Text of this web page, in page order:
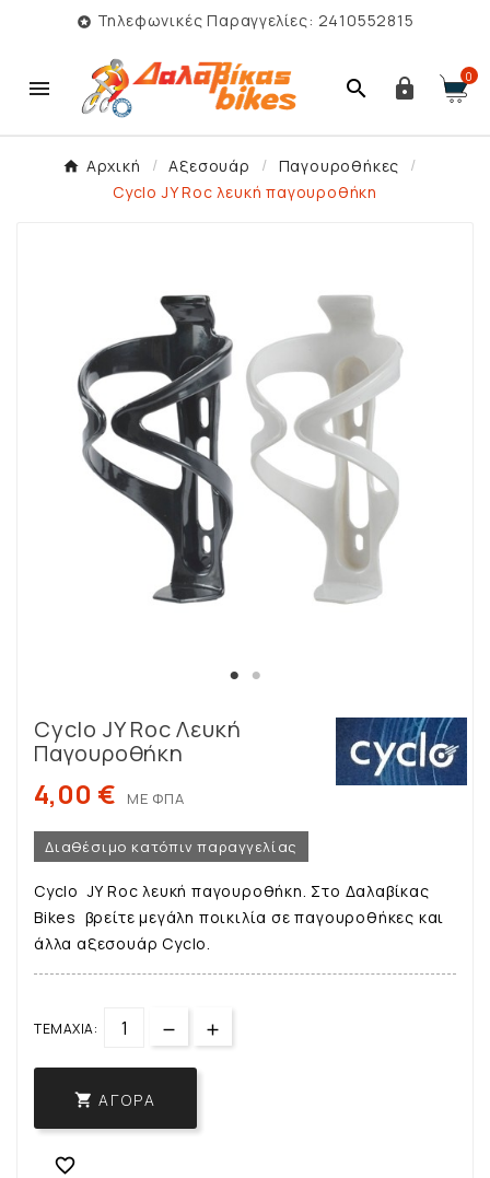
 Τηλεφωνικές Παραγγελίες: 2410552815
   0
Αρχική Αξεσουάρ
Παγουροθήκες
Cyclo JY Roc λευκή παγουροθήκη
Cyclo JY Roc Λευκή
Παγουροθήκη
4,00 € ΜΕ ΦΠΑ
Διαθέσιμο κατόπιν παραγγελίας
Cyclo JY Roc λευκή παγουροθήκη. Στο Δαλαβίκας
Bikes βρείτε μεγάλη ποικιλία σε παγουροθήκες και
άλλα αξεσουάρ Cyclo.
ΤΕΜΆΧΙΑ:
 ΑΓΟΡΆ
